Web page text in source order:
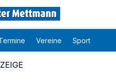
Vereine Sport